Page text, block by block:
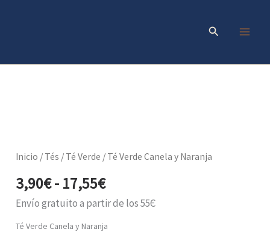
Buscar
Inicio / Tés / Té Verde / Té Verde Canela y Naranja
3,90€- 17,55€
precios:
3,90€
hasta
17,55€
Envío gratuito a partir de los 55Є
Té Verde Canela y Naranja
y
Naranja
cantidad